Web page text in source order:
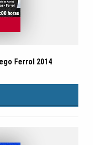
Ferrol 2014